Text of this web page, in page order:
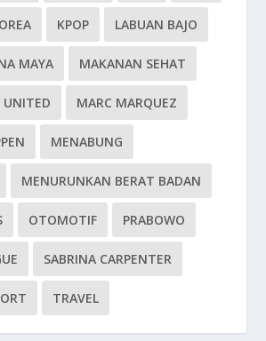
KPOP LABUAN BAJO
MAYA MAKANAN SEHAT
UNITED MARC MARQUEZ
MENABUNG
MENURUNKAN BERAT BADAN
OTOMOTIF PRABOWO
SABRINA CARPENTER
TRAVEL